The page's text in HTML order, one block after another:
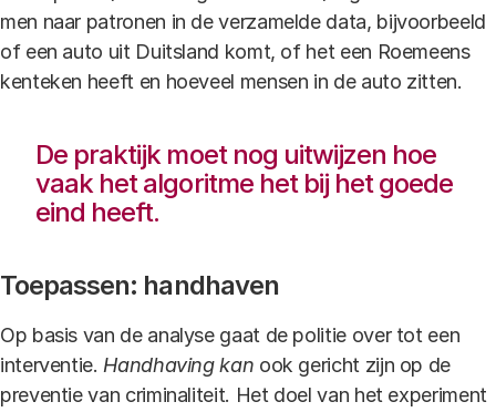
men naar patronen in de verzamelde data, bijvoorbeeld
of een auto uit Duitsland komt, of het een Roemeens
kenteken heeft en hoeveel mensen in de auto zitten.
De praktijk moet nog uitwijzen hoe
vaak het algoritme het bij het goede
eind heeft.
Toepassen: handhaven
Op basis van de analyse gaat de politie over tot een
interventie. Handhaving kan ook gericht zijn op de
preventie van criminaliteit. Het doel van het experiment